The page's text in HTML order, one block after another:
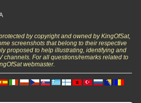
by copyright and owned by KingOfSat,
screenshots that belong to their respective
proposed to help illustrating, identifying and
channels. For all questions/remarks related to
webmaster.